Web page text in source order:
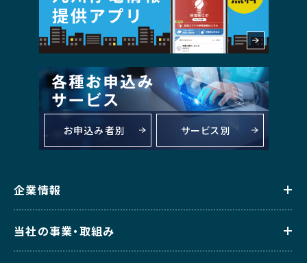
お申込み者別 サービス別
企業情報
当社の事業・取組み